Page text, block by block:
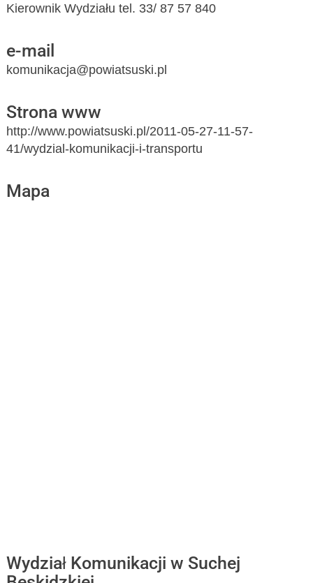
Kierownik Wydziału tel. 33/ 87 57 840
e-mail
komunikacja@powiatsuski.pl
Strona www
http://www.powiatsuski.pl/2011-05-27-11-57-
41/wydzial-komunikacji-i-transportu
Mapa
Wydział Komunikacji w Suchej